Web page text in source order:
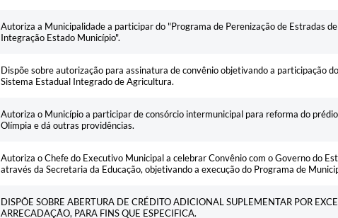
Autoriza a Municipalidade a participar do "Programa de Perenização de Estradas
Integração Estado Município".
Dispõe sobre autorização para assinatura de convênio objetivando a participação
Sistema Estadual Integrado de Agricultura.
Autoriza o Município a participar de consórcio intermunicipal para reforma do
Olímpia e dá outras providências.
Autoriza o Chefe do Executivo Municipal a celebrar Convênio com o Governo do
através da Secretaria da Educação, objetivando a execução do Programa de
DISPÕE SOBRE ABERTURA DE CRÉDITO ADICIONAL SUPLEMENTAR POR
ARRECADAÇÃO, PARA FINS QUE ESPECIFICA.